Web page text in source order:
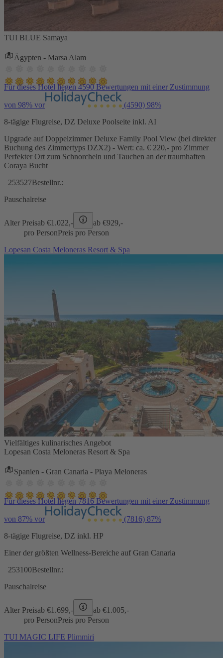
TUI BLUE Samaya
Ägypten - Marsa Alam
Für dieses Hotel liegen 4590 Bewertungen mit einer Zustimmung
von 98% vor (4590) 98%
8-tägige Flugreise, DZ Deluxe Poolseite inkl. AI
Upgrade auf Doppelzimmer Deluxe Family Pool View (bei direkter
Buchung des Zimmertyps DZX2) - Wert: ca. € 220,- pro Zimmer
Perfekter Ort zum Schnorcheln und Tauchen an der traumhaften
Coraya Bucht
253527Bestellnr.:
Pauschalreise
Alter Preisab €1.022,- ab €929,-
pro PersonPreis pro Person
Lopesan Costa Meloneras Resort & Spa
Vielfältiges kulinarisches Angebot
Lopesan Costa Meloneras Resort & Spa
Spanien - Gran Canaria - Playa Meloneras
Für dieses Hotel liegen 7816 Bewertungen mit einer Zustimmung
von 87% vor (7816) 87%
8-tägige Flugreise, DZ inkl. HP
Einer der größten Wellness-Bereiche auf Gran Canaria
253100Bestellnr.:
Pauschalreise
Alter Preisab €1.699,- ab €1.005,-
pro PersonPreis pro Person
TUI MAGIC LIFE Plimmiri